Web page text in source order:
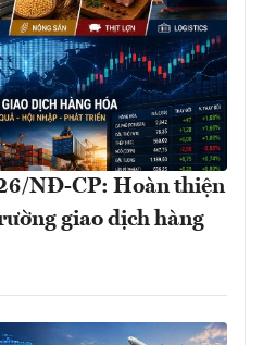
NĐ-CP: Hoàn thiện
giao dịch hàng